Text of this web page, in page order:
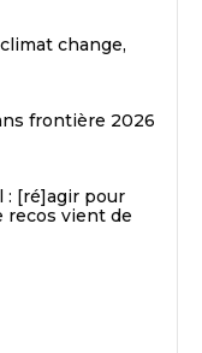
change,
frontière 2026
: [ré]agir pour
recos vient de